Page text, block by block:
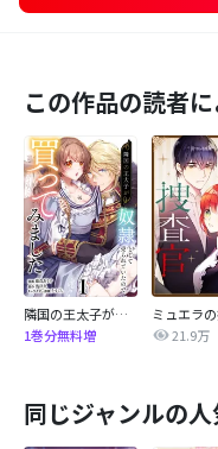
この作品の読者
隣国の王太子が奴隷として売られていたので買ってみました【単話】
1巻分無料増
21.9万
同じジャンルの